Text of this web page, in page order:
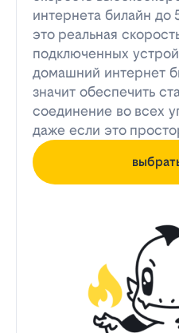
интернета билайн
это реальная
подключенных
домашний интернет
значит обеспечить
соединение во всех
даже если это